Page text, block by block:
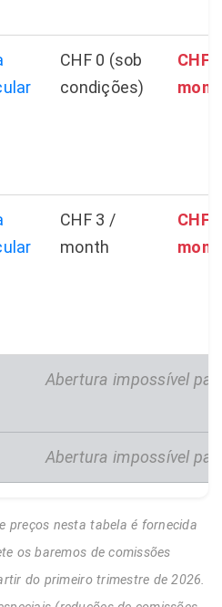
CHF 0 (sob
condições)
CHF
CHF 3 /
month
CHF
Abertura impossível
Abertura impossível
preços nesta tabela é fornecida
os baremos de comissões
do primeiro trimestre de 2026.